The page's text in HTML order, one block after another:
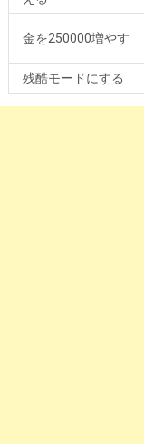
金を250000増やす
残酷モードにする